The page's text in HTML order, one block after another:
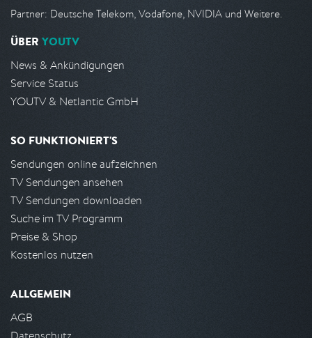
Partner: Deutsche Telekom, Vodafone, NVIDIA und Weitere.
ÜBER YOUTV
News & Ankündigungen
Service Status
YOUTV & Netlantic GmbH
SO FUNKTIONIERT'S
Sendungen online aufzeichnen
TV Sendungen ansehen
TV Sendungen downloaden
Suche im TV Programm
Preise & Shop
Kostenlos nutzen
ALLGEMEIN
AGB